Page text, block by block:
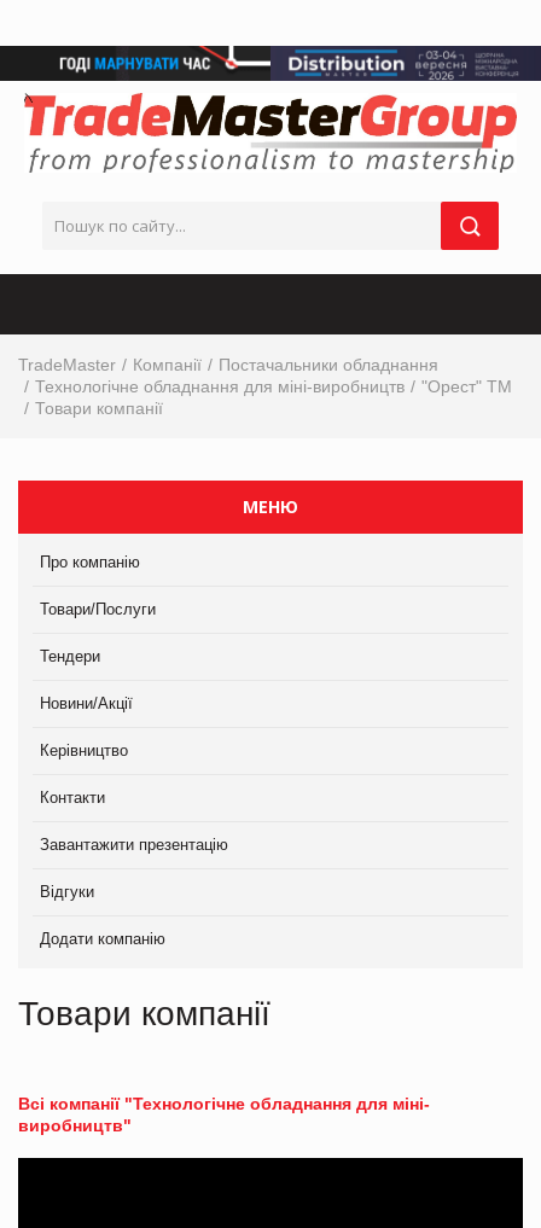
TradeMaster Компанії
Постачальники обладнання
Технологічне обладнання для міні-виробництв
"Орест" ТМ
Товари компанії
МЕНЮ
Про компанію
Товари/Послуги
Тендери
Новини/Акції
Керівництво
Контакти
Завантажити презентацію
Відгуки
Додати компанію
Товари компанії
Всі компанії "Технологічне обладнання для міні-
виробництв"